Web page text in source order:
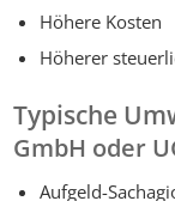
Höhere Kosten
Höherer
Typische
GmbH oder
Aufgeld-